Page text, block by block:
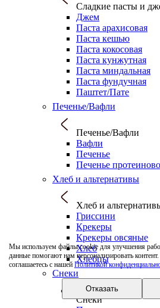
Мы используем файлы cookie для улучшения
данные помогают нам персонализировать
соглашаетесь с нашей Политикой
Отказать
Сладкие пасты и
Джем
Паста арахисовая
Паста кешью
Паста кокосовая
Паста кунжутная
Паста миндальная
Паста фундучная
Паштет/Пате
Печенье/Вафли
Печенье/Вафли
Вафли
Печенье
Печенье
Хлеб и альтернативы
Хлеб и
Гриссини
Крекеры
Крекеры овсяные
Хлеб
Хлебцы
Снеки
Снеки